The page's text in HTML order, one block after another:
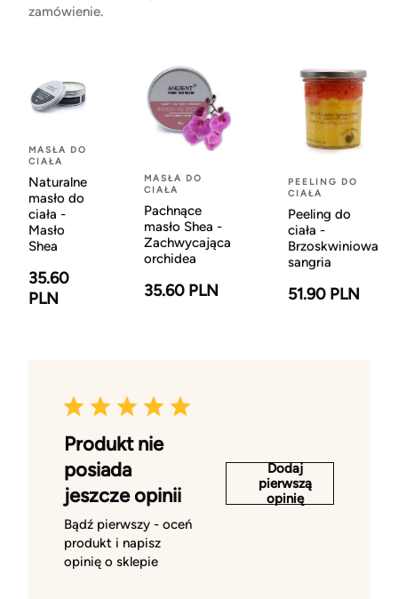
zamówienie.
MASŁA DO
CIAŁA
Naturalne
masło do
ciała -
Masło
Shea
35.60
PLN
MASŁA DO
CIAŁA
Pachnące
masło Shea -
Zachwycająca
orchidea
35.60 PLN
PEELING DO
CIAŁA
Peeling do
ciała -
Brzoskwiniowa
sangria
51.90 PLN
Produkt nie
posiada
jeszcze opinii
Bądź pierwszy - oceń
produkt i napisz
opinię o sklepie
Dodaj
pierwszą
opinię